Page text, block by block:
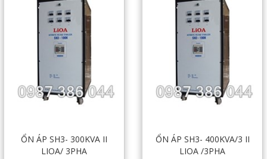
ỔN ÁP SH3- 300KVA II
LIOA/ 3PHA
ỔN ÁP SH3- 400KVA/3 II
LIOA /3PHA